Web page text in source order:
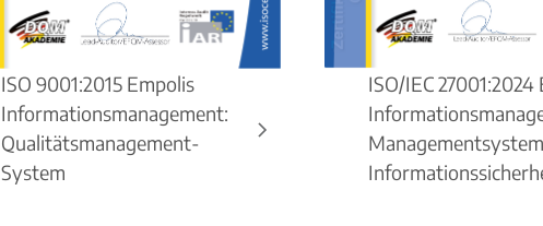
ISO 9001:2015 Empolis
Informationsmanagement:
Qualitätsmanagement-
System
ISO/IEC 27001:2024